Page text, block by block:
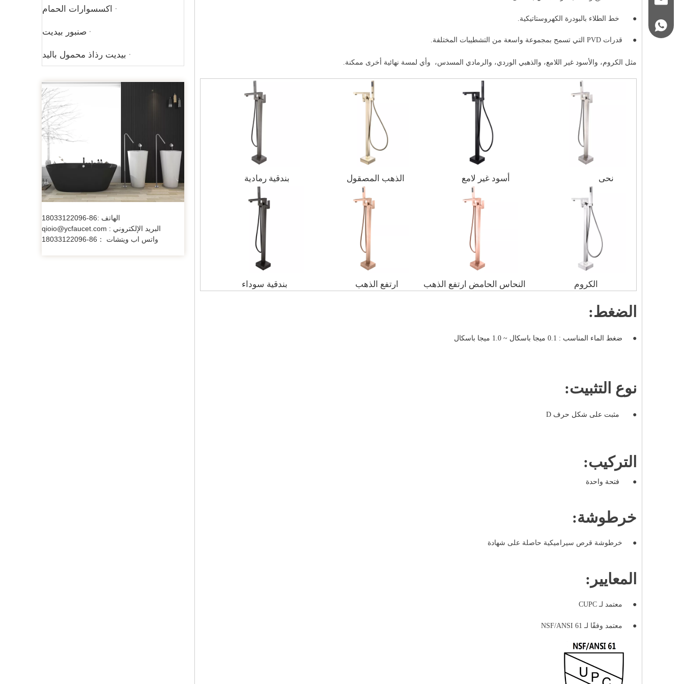
اكسسوارات الحمام
صنبور بيديت
بيديت رذاذ محمول باليد
الهاتف :86-18033122096
البريد الإلكتروني : qioio@ycfaucet.com
واتس اب ويتشات ：86-18033122096
● خط الطلاء بالبودرة الكهروستاتيكية.
● قدرات PVD التي تسمح بمجموعة واسعة من التشطيبات المختلفة.
مثل الكروم، والأسود غير اللامع، والذهبي الوردي، والرمادي المسدس، وأي لمسة نهائية أخرى ممكنة.
نحى أسود غير لامع الذهب المصقول بندقية رمادية
الكروم النحاس الحامض ارتفع الذهب ارتفع الذهب بندقية سوداء
الضغط:
● ضغط الماء المناسب : 0.1 ميجا باسكال ~ 1.0 ميجا باسكال
نوع التثبيت:
● مثبت على شكل حرف D
التركيب:
● فتحة واحدة
خرطوشة:
● خرطوشة قرص سيراميكية حاصلة على شهادة
المعايير:
● معتمد لـ CUPC
● معتمد وفقًا لـ NSF/ANSI 61
+86-